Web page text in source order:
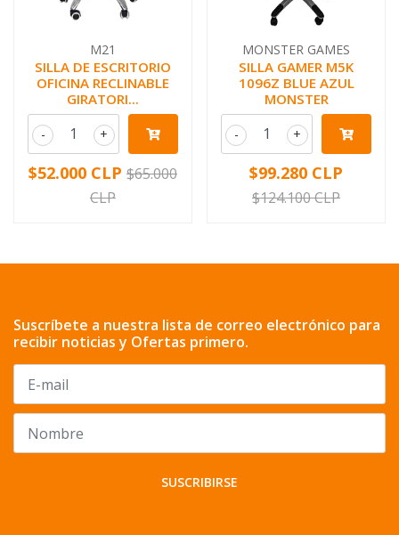
M21
SILLA DE ESCRITORIO
OFICINA RECLINABLE
GIRATORI...
+
-
$52.000 CLP $65.000
CLP
MONSTER GAMES
SILLA GAMER M5K
1096Z BLUE AZUL
MONSTER
+
-
$99.280 CLP
$124.100 CLP
Suscríbete a nuestra lista de correo electrónico para
recibir noticias y Ofertas primero.
SUSCRIBIRSE